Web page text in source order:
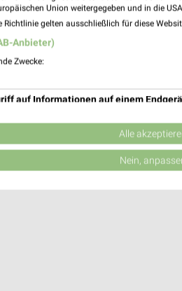
km
DECATHLON Dresden
Dresden
Union weitergegeben und in die
Richtlinie gelten ausschließlich für diese
Anbieter)
Zwecke:
auf Informationen auf einem
Daten zur Auswahl von Werbeanzeigen
personalisierte Werbung
Alle
Nein,